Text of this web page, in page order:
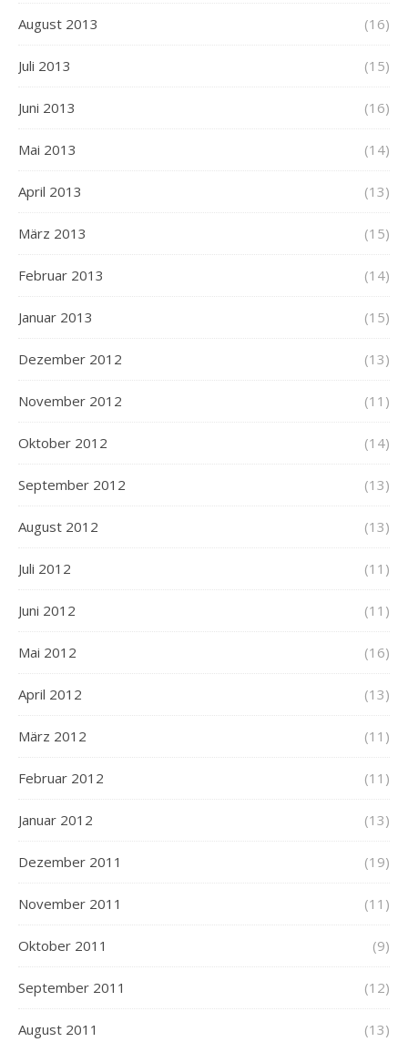
August 2013 (16)
Juli 2013 (15)
Juni 2013 (16)
Mai 2013 (14)
April 2013 (13)
März 2013 (15)
Februar 2013 (14)
Januar 2013 (15)
Dezember 2012 (13)
November 2012 (11)
Oktober 2012 (14)
September 2012 (13)
August 2012 (13)
Juli 2012 (11)
Juni 2012 (11)
Mai 2012 (16)
April 2012 (13)
März 2012 (11)
Februar 2012 (11)
Januar 2012 (13)
Dezember 2011 (19)
November 2011 (11)
Oktober 2011 (9)
September 2011 (12)
August 2011 (13)